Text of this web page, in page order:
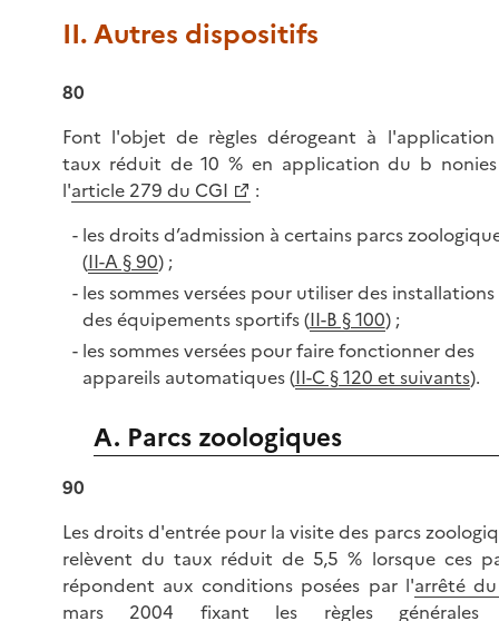
II. Autres dispositifs
80
Font l'objet de règles dérogeant à
taux réduit de 10 % en application du b
l'article 279 du CGI
:
les droits d’admission à certains parcs
(II-A § 90) ;
les sommes versées pour utiliser des
des équipements sportifs (II-B § 100) ;
les sommes versées pour faire fonctionner des
appareils automatiques (II-C § 120 et suivants).
A. Parcs zoologiques
90
Les droits d'entrée pour la visite des parcs
relèvent du taux réduit de 5,5 % lorsque ces
répondent aux conditions posées par l'arrêté
mars 2004 fixant les règles générales